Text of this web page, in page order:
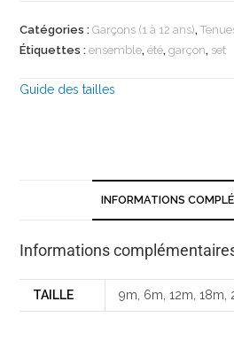
Catégories :Garçons (1 à 12 ans),
Étiquettes :ensemble,été,garçon, set
Guide des tailles
INFORMATIONS
Informations
TAILLE 9m, 6m, 12m, 18m,